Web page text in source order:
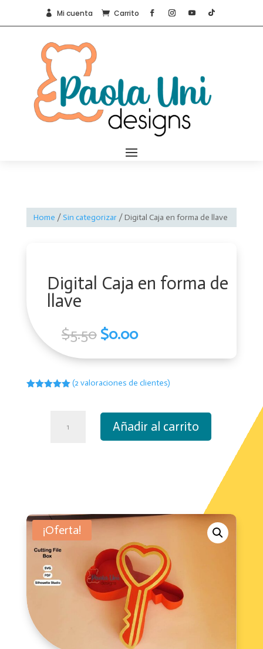
 Mi cuenta  Carrito
Home /Sin categorizar/ Digital Caja en forma de llave
Digital Caja en forma de
llave
$5.50 El
original
$5.50.
$0.00El
actual
$0.00.
(2 valoraciones de clientes)
Añadir al carrito
¡Oferta!